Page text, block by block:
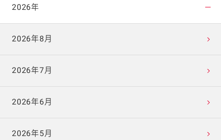
2026年
2026年8月
2026年7月
2026年6月
2026年5月